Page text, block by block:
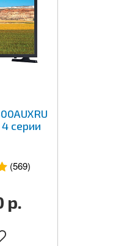
серии
(569)
р.